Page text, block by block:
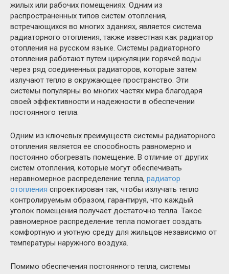
жилых или рабочих помещениях. Одним из
распространенных типов систем отопления,
встречающихся во многих зданиях, является система
радиаторного отопления, также известная как радиатор
отопления на русском языке. Системы радиаторного
отопления работают путем циркуляции горячей воды
через ряд соединенных радиаторов, которые затем
излучают тепло в окружающее пространство. Эти
системы популярны во многих частях мира благодаря
своей эффективности и надежности в обеспечении
постоянного тепла.
Одним из ключевых преимуществ системы радиаторного
отопления является ее способность равномерно и
постоянно обогревать помещение. В отличие от других
систем отопления, которые могут обеспечивать
неравномерное распределение тепла, радиатор
отопления спроектирован так, чтобы излучать тепло
контролируемым образом, гарантируя, что каждый
уголок помещения получает достаточно тепла. Такое
равномерное распределение тепла помогает создать
комфортную и уютную среду для жильцов независимо от
температуры наружного воздуха.
Помимо обеспечения постоянного тепла, системы